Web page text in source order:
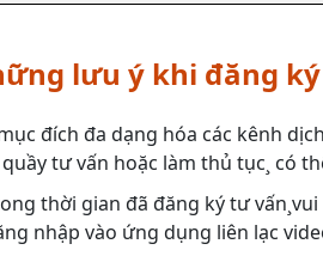
lưu ý khi đăng
đích đa dạng hóa các kênh
tư vấn hoặc làm thủ tục¸ có
thời gian đã đăng ký tư
nhập vào ứng dụng liên lạc